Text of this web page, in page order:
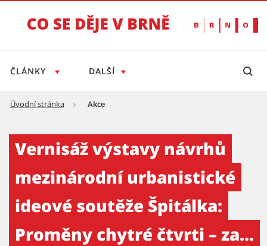
ČLÁNKY DALŠÍ
Úvodní stránka Akce
Vernisáž výstavy návrhů
mezinárodní urbanistické
ideové soutěže Špitálka:
Proměny chytré čtvrti – za...